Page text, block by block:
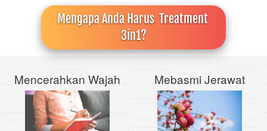
Mengapa Anda Harus  Treatment
3in1?
Mencerahkan Wajah Mebasmi Jerawat